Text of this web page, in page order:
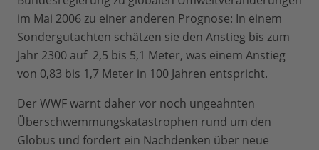
im Mai 2006 zu einer anderen Prognose: In einem
Sondergutachten schätzen sie den Anstieg bis zum
Jahr 2300 auf 2,5 bis 5,1 Meter, was einem Anstieg
von 0,83 bis 1,7 Meter in 100 Jahren entspricht.
Der WWF warnt daher vor noch ungeahnten
Überschwemmungskatastrophen rund um den
Globus und fordert ein Nachdenken über neue